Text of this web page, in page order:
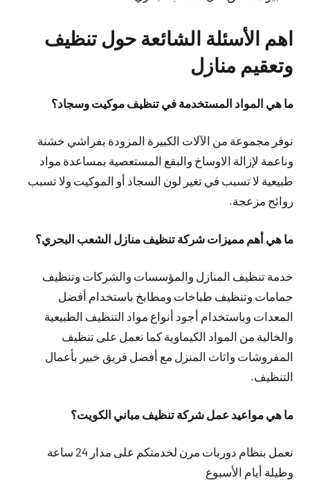
اهم الأسئلة الشائعة حول تنظيف
وتعقيم منازل
ما هي المواد المستخدمة في تنظيف موكيت وسجاد؟
نوفر مجموعة من الآلات الكبيرة المزودة بفراشي خشنة
وناعمة لإزالة الاوساخ والبقع المستعصية بمساعدة مواد
طبيعية لا تسبب في تغير لون السجاد أو الموكيت ولا تسبب
روائح مزعجة.
ما هي أهم مميزات شركة تنظيف منازل الشعب البحري؟
خدمة تنظيف المنازل والمؤسسات والشركات وتنظيف
حمامات وتنظيف طباخات ومطابخ باستخدام أفضل
المعدات وباستخدام أجود أنواع مواد التنظيف الطبيعية
والخالية من المواد الكيماوية كما نعمل على تنظيف
المفروشات واثاث المنزل مع أفضل فريق خبير بأعمال
التنظيف.
ما هي مواعيد عمل شركة تنظيف مباني الكويت؟
نعمل بنظام دوريات مرن لخدمتكم على مدار 24 ساعة
وطيلة أيام الأسبوع